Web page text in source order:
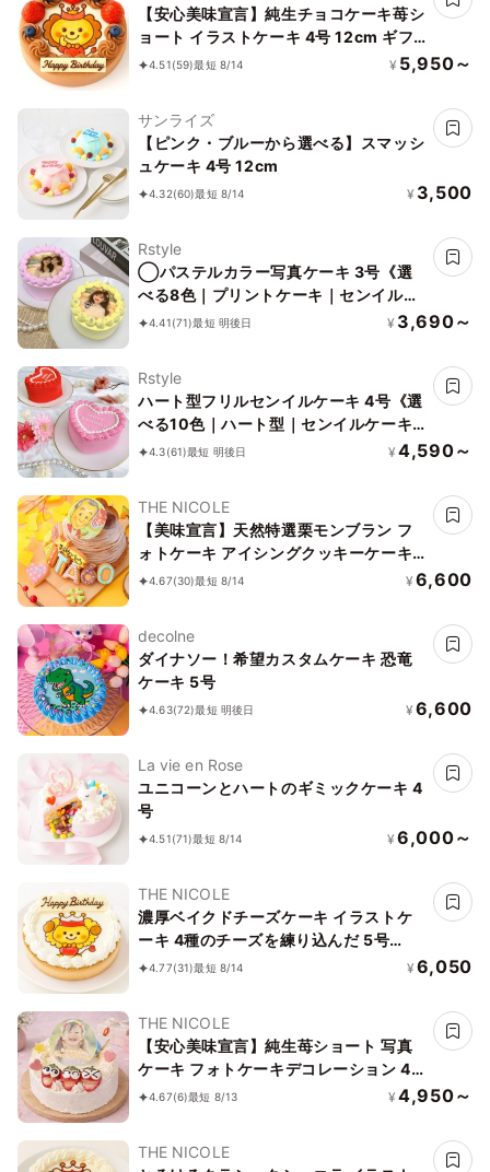
【安心美味宣言】純生チョコケーキ苺シ
ョート イラストケーキ 4号 12cm ギフ
トに最適
4.51(59)最短 8/14 ¥ 5,950～
サンライズ
【ピンク・ブルーから選べる】スマッシ
ュケーキ 4号 12cm
4.32(60)最短 8/14 ¥ 3,500
Rstyle
◯パステルカラー写真ケーキ 3号《選
べる8色｜プリントケーキ｜センイルケ
ーキ｜韓国｜誕生日や記念日などのお祝
4.41(71)最短 明後日 ¥ 3,690～
Rstyle
ハート型フリルセンイルケーキ 4号《選
べる10色｜ハート型｜センイルケーキ
｜韓国｜お好きなメッセージ✧》
4.3(61)最短 明後日 ¥ 4,590～
THE NICOLE
【美味宣言】天然特選栗モンブラン フ
ォトケーキ アイシングクッキーケーキ
文字入りアイシング 写真ケーキ 5号
4.67(30)最短 8/14 ¥ 6,600
decolne
ダイナソー！希望カスタムケーキ 恐竜
ケーキ 5号
4.63(72)最短 明後日 ¥ 6,600
La vie en Rose
ユニコーンとハートのギミックケーキ 4
号
4.51(71)最短 8/14 ¥ 6,000～
THE NICOLE
濃厚ベイクドチーズケーキ イラストケ
ーキ 4種のチーズを練り込んだ 5号
15cm ギフトに最適
4.77(31)最短 8/14 ¥ 6,050
THE NICOLE
【安心美味宣言】純生苺ショート 写真
ケーキ フォトケーキデコレーション 4
号 12cm 【オプション選択でオリジナ
4.67(6)最短 8/13 ¥ 4,950～
THE NICOLE